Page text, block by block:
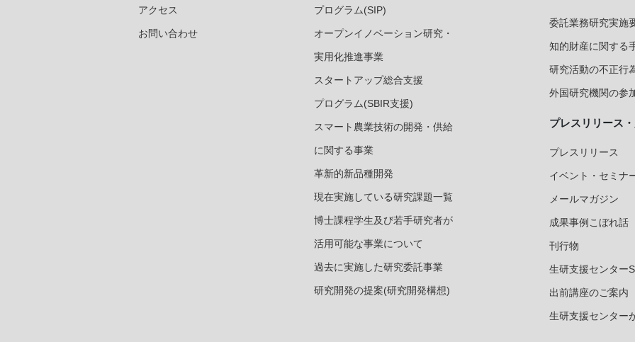
アクセス
お問い合わせ
プログラム(SIP)
オープンイノベーション研究・
実用化推進事業
スタートアップ総合支援
プログラム(SBIR支援)
スマート農業技術の開発・供給
に関する事業
革新的新品種開発
現在実施している研究課題一覧
博士課程学生及び若手研究者が
活用可能な事業について
過去に実施した研究委託事業
研究開発の提案(研究開発構想)
委託業務研究実施
知的財産に関する
研究活動の不正行
外国研究機関の参
プレスリリース
プレスリリース
イベント・セミナ
メールマガジン
成果事例こぼれ話
刊行物
生研支援センター
出前講座のご案内
生研支援センター